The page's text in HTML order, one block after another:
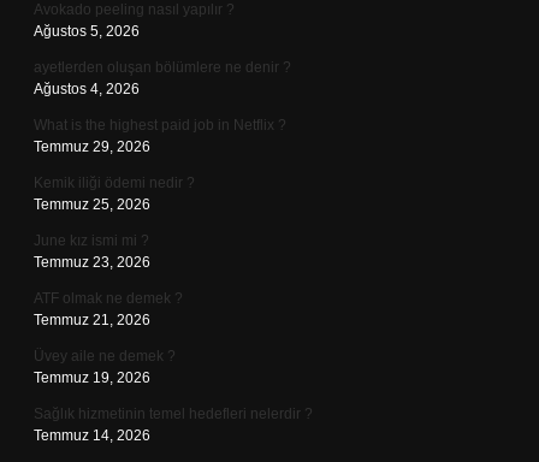
Avokado peeling nasıl yapılır ?
Ağustos 5, 2026
ayetlerden oluşan bölümlere ne denir ?
Ağustos 4, 2026
What is the highest paid job in Netflix ?
Temmuz 29, 2026
Kemik iliği ödemi nedir ?
Temmuz 25, 2026
June kız ismi mi ?
Temmuz 23, 2026
ATF olmak ne demek ?
Temmuz 21, 2026
Üvey aile ne demek ?
Temmuz 19, 2026
Sağlık hizmetinin temel hedefleri nelerdir ?
Temmuz 14, 2026